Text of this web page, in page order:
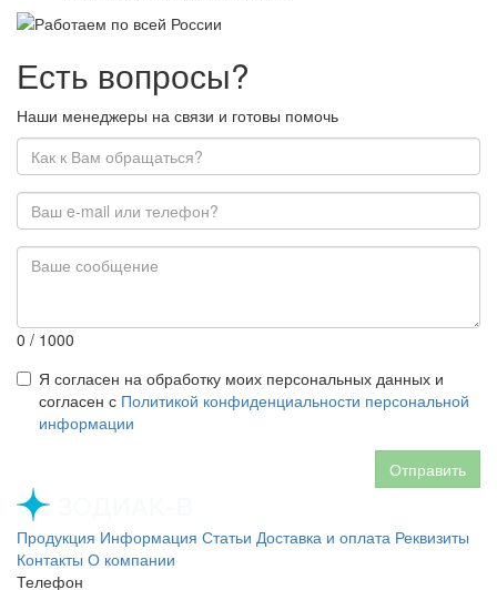
Есть вопросы?
Наши менеджеры на связи и готовы помочь
0 / 1000
Я согласен на обработку моих персональных данных и
согласен с Политикой конфиденциальности персональной
информации
Отправить
Продукция Информация Статьи Доставка и оплата Реквизиты
Контакты О компании
Телефон